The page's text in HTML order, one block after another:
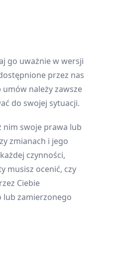
go uważnie w wersji
przez nas
należy zawsze
do swojej sytuacji.
nim swoje prawa lub
zmianach i jego
czynności,
musisz ocenić, czy
Ciebie
zamierzonego